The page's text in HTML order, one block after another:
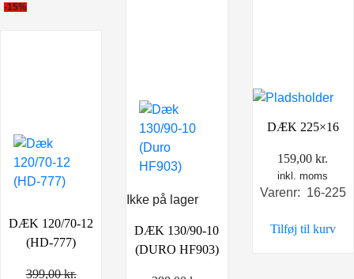
-15%
DÆK 120/70-12
(HD-777)
399,00kr.
Ikke på lager
DÆK 130/90-10
(DURO HF903)
DÆK 225×16
159,00kr.
inkl. moms
Varenr: 16-225
Tilføj til kurv